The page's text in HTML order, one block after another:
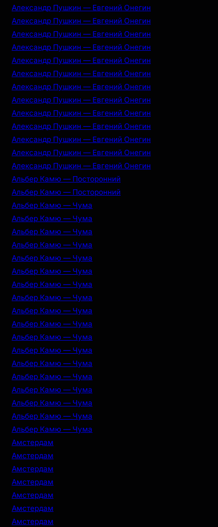
Александр Пушкин — Евгений Онегин
Александр Пушкин — Евгений Онегин
Александр Пушкин — Евгений Онегин
Александр Пушкин — Евгений Онегин
Александр Пушкин — Евгений Онегин
Александр Пушкин — Евгений Онегин
Александр Пушкин — Евгений Онегин
Александр Пушкин — Евгений Онегин
Александр Пушкин — Евгений Онегин
Александр Пушкин — Евгений Онегин
Александр Пушкин — Евгений Онегин
Александр Пушкин — Евгений Онегин
Александр Пушкин — Евгений Онегин
Альбер Камю — Посторонний
Альбер Камю — Посторонний
Альбер Камю — Чума
Альбер Камю — Чума
Альбер Камю — Чума
Альбер Камю — Чума
Альбер Камю — Чума
Альбер Камю — Чума
Альбер Камю — Чума
Альбер Камю — Чума
Альбер Камю — Чума
Альбер Камю — Чума
Альбер Камю — Чума
Альбер Камю — Чума
Альбер Камю — Чума
Альбер Камю — Чума
Альбер Камю — Чума
Альбер Камю — Чума
Альбер Камю — Чума
Альбер Камю — Чума
Амстердам
Амстердам
Амстердам
Амстердам
Амстердам
Амстердам
Амстердам